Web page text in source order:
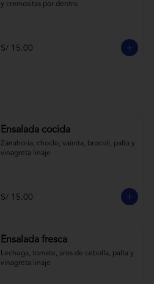
y cremositas por dentro
S/ 15.00
Ensalada cocida
Zanahoria, choclo, vainita, brocoli, palta y
vinagreta linaje
S/ 15.00
Ensalada fresca
Lechuga, tomate, aros de cebolla, palta y
vinagreta linaje